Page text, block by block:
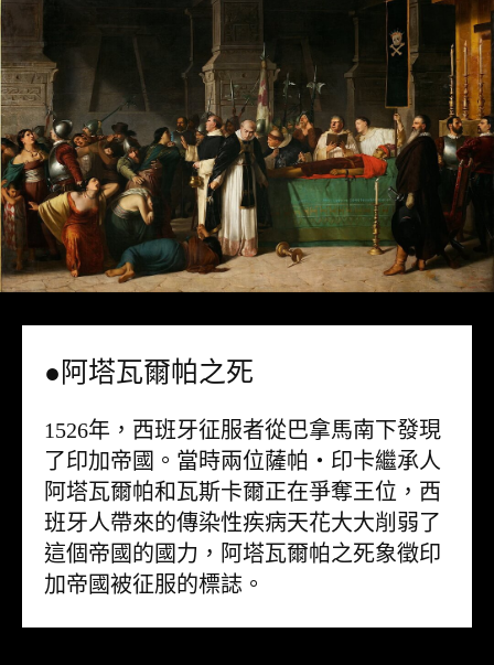
●阿塔瓦爾帕之死
1526年，西班牙征服者從巴拿馬南下發現
了印加帝國。當時兩位薩帕・印卡繼承人
阿塔瓦爾帕和瓦斯卡爾正在爭奪王位，西
班牙人帶來的傳染性疾病天花大大削弱了
這個帝國的國力，阿塔瓦爾帕之死象徵印
加帝國被征服的標誌。